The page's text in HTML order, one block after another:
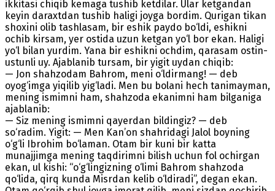
ikkitasi chiqib kemaga tushib ketdilar. Ular ketgandan
keyin daraxtdan tushib haligi joyga bordim. Qurigan tikan
shoxini olib tashlasam, bir eshik paydo bo‘ldi, eshikni
ochib kirsam, yer ostida uzun ketgan yo‘l bor ekan. Haligi
yo‘l bilan yurdim. Yana bir eshikni ochdim, qarasam ostin-
ustunli uy. Ajablanib tursam, bir yigit uydan chiqib:
— Jon shahzodam Bahrom, meni o‘ldirmang! — deb
oyog‘imga yiqilib yig‘ladi. Men bu bolani hech tanimayman,
mening ismimni ham, shahzoda ekanimni ham bilganiga
ajablanib:
— Siz mening ismimni qayerdan bildingiz? — deb
so‘radim. Yigit: — Men Kan’on shahridagi Jalol boyning
o‘g‘li Ibrohim bo‘laman. Otam bir kuni bir katta
munajjimga mening taqdirimni bilish uchun fol ochirgan
ekan, ul kishi: “o‘g‘lingizning o‘limi Bahrom shahzoda
qo‘lida, qirq kunda Misrdan kelib o‘ldiradi”, degan ekan.